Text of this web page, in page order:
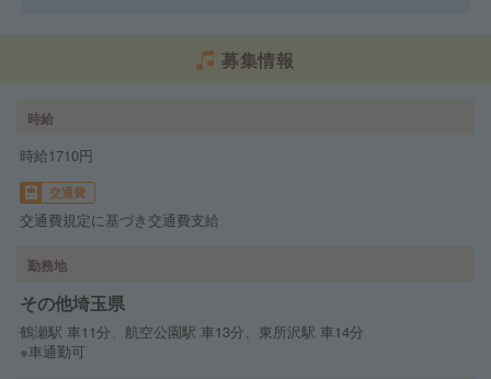
募集情報
時給
時給1710円
交通費
交通費規定に基づき交通費支給
勤務地
その他埼玉県
鶴瀬駅 車11分、航空公園駅 車13分、東所沢駅 車14分
※車通勤可